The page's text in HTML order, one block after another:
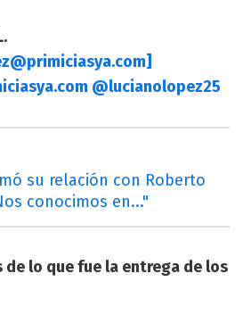
]
@lucianolopez25
su relación con Roberto
conocimos en..."
de lo que fue la entrega de los